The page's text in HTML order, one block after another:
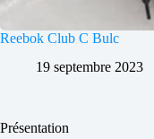
Reebok Club C Bulc
19 septembre 2023
Présentation